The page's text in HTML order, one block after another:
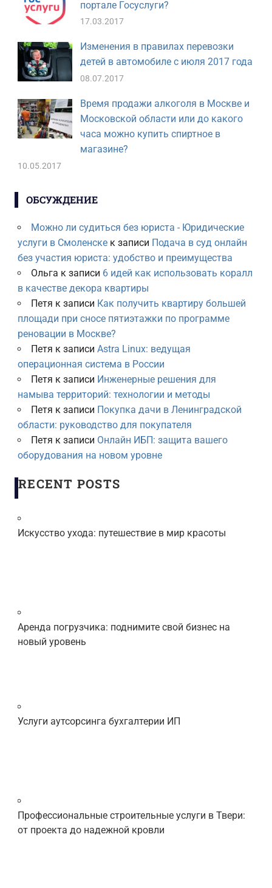
портале Госуслуги?
17.03.2017
Изменения в правилах перевозки
детей в автомобиле с июля 2017 года
08.07.2017
Время продажи алкоголя в Москве и
Московской области или до какого
часа можно купить спиртное в
магазине?
10.05.2017
ОБСУЖДЕНИЕ
Можно ли судиться без юриста - Юридические
услуги в Смоленскек записи Подача в суд онлайн
без участия юриста: удобство и преимущества
Ольга к записи 6 идей как использовать коралл
в качестве декора квартиры
Петя к записи Как получить квартиру большей
площади при сносе пятиэтажки по программе
реновации в Москве?
Петя к записи Astra Linux: ведущая
операционная система в России
Петя к записи Инженерные решения для
намыва территорий: технологии и методы
Петя к записи Покупка дачи в Ленинградской
области: руководство для покупателя
Петя к записи Онлайн ИБП: защита вашего
оборудования на новом уровне
RECENT POSTS
Искусство ухода: путешествие в мир красоты
Аренда погрузчика: поднимите свой бизнес на
новый уровень
Услуги аутсорсинга бухгалтерии ИП
Профессиональные строительные услуги в Твери:
от проекта до надежной кровли